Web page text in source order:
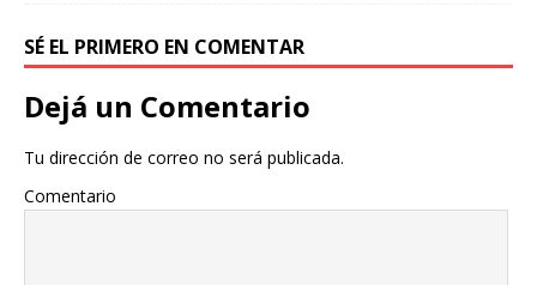
SÉ EL PRIMERO EN COMENTAR
Dejá un Comentario
Tu dirección de correo no será publicada.
Comentario